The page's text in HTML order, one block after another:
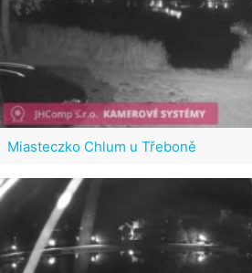
Miasteczko Chlum u Třeboně